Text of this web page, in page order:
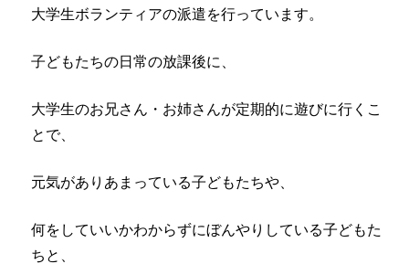
大学生ボランティアの派遣を行っています。
子どもたちの日常の放課後に、
大学生のお兄さん・お姉さんが定期的に遊びに行くこ
とで、
元気がありあまっている子どもたちや、
何をしていいかわからずにぼんやりしている子どもた
ちと、